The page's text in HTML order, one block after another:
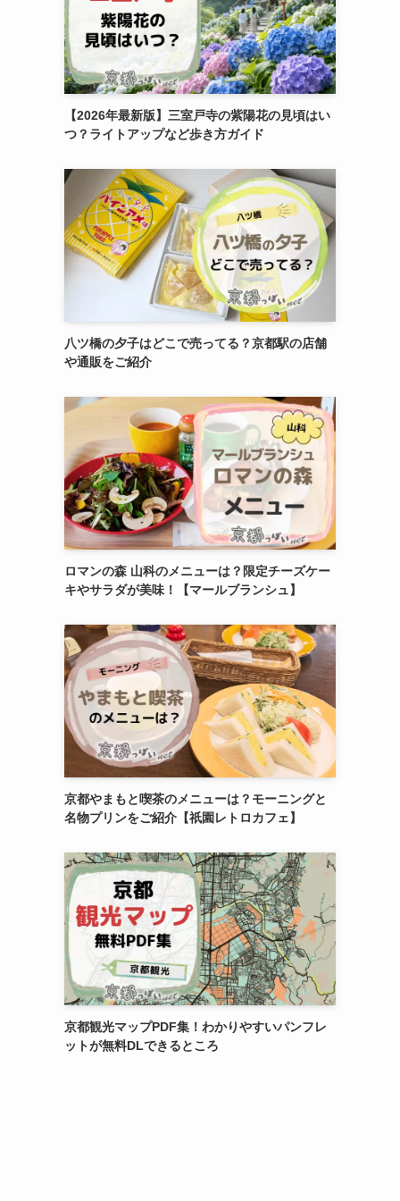
【2026年最新版】三室戸寺の紫陽花の見頃はい
つ？ライトアップなど歩き方ガイド
八ツ橋の夕子はどこで売ってる？京都駅の店舗
や通販をご紹介
ロマンの森 山科のメニューは？限定チーズケー
キやサラダが美味！【マールブランシュ】
京都やまもと喫茶のメニューは？モーニングと
名物プリンをご紹介【祇園レトロカフェ】
京都観光マップPDF集！わかりやすいパンフレ
ットが無料DLできるところ